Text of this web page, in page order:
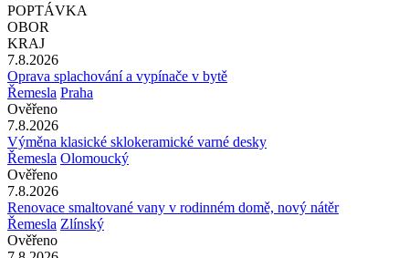
POPTÁVKA
OBOR
KRAJ
7.8.2026
Oprava splachování a vypínače v bytě
Řemesla Praha
Ověřeno
7.8.2026
Výměna klasické sklokeramické varné desky
Řemesla Olomoucký
Ověřeno
7.8.2026
Renovace smaltované vany v rodinném domě, nový nátěr
Řemesla Zlínský
Ověřeno